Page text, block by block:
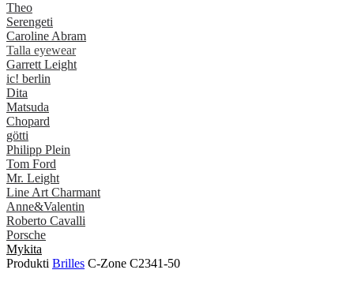
Theo
Serengeti
Caroline Abram
Talla eyewear
Garrett Leight
ic! berlin
Dita
Matsuda
Chopard
götti
Philipp Plein
Tom Ford
Mr. Leight
Line Art Charmant
Anne&Valentin
Roberto Cavalli
Porsche
Mykita
Produkti Brilles C-Zone C2341-50